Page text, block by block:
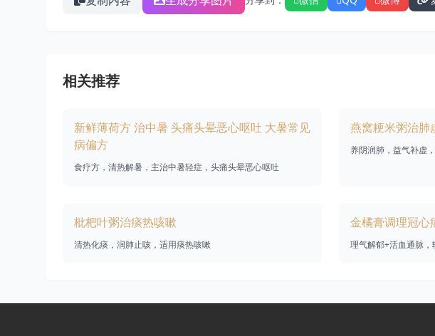
相关推荐
新鲜薄荷方 治中暑 头痛头晕恶心呕吐 大暑常见
病偏方
食疗方，清热解暑，主治中暑轻症，头痛头晕恶心呕吐
燕窝粳米粥治肺
养阴润肺，益气补虚
枇杷叶粥治痰热咳嗽
清热化痰，润肺止咳，适用痰热咳嗽
金橘膏调理冠心
理气解郁+活血通脉